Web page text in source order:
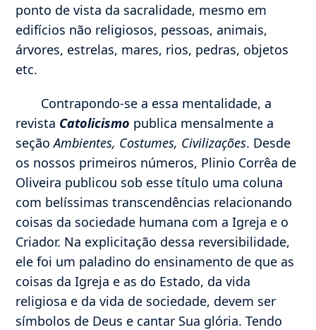
ponto de vista da sacralidade, mesmo em
edifícios não religiosos, pessoas, animais,
árvores, estrelas, mares, rios, pedras, objetos
etc.
Contrapondo-se a essa mentalidade, a
revista Catolicismo publica mensalmente a
seçãoAmbientes, Costumes, Civilizações. Desde
os nossos primeiros números, Plinio Corrêa de
Oliveira publicou sob esse título uma coluna
com belíssimas transcendências relacionando
coisas da sociedade humana com a Igreja e o
Criador. Na explicitação dessa reversibilidade,
ele foi um paladino do ensinamento de que as
coisas da Igreja e as do Estado, da vida
religiosa e da vida de sociedade, devem ser
símbolos de Deus e cantar Sua glória. Tendo